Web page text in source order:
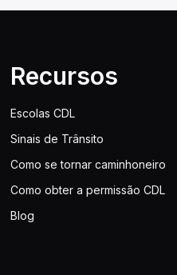
Recursos
Escolas CDL
Sinais de Trânsito
Como se tornar caminhoneiro
Como obter a permissão CDL
Blog